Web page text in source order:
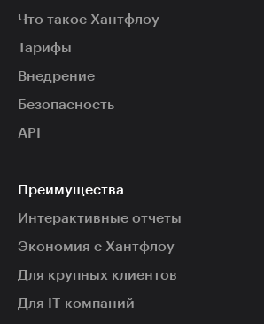
Что такое Хантфлоу
Тарифы
Внедрение
Безопасность
API
Преимущества
Интерактивные отчеты
Экономия с Хантфлоу
Для крупных клиентов
Для IT-компаний